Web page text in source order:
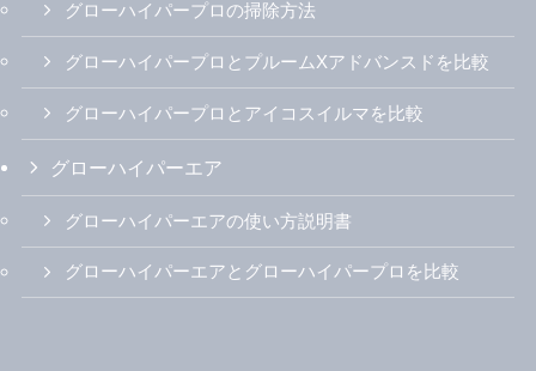
グローハイパープロの掃除方法
グローハイパープロとプルームXアドバンスドを比較
グローハイパープロとアイコスイルマを比較
グローハイパーエア
グローハイパーエアの使い方説明書
グローハイパーエアとグローハイパープロを比較